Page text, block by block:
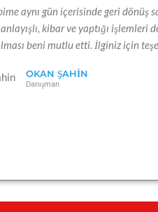
aynı gün içerisinde geri dönüş
kibar ve yaptığı işlemleri
beni mutlu etti. İlginiz için
OKAN ŞAHIN
Danışman